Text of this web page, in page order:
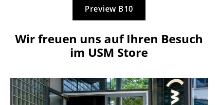
Preview B10
Wir freuen uns auf Ihren Besuch
im USM Store